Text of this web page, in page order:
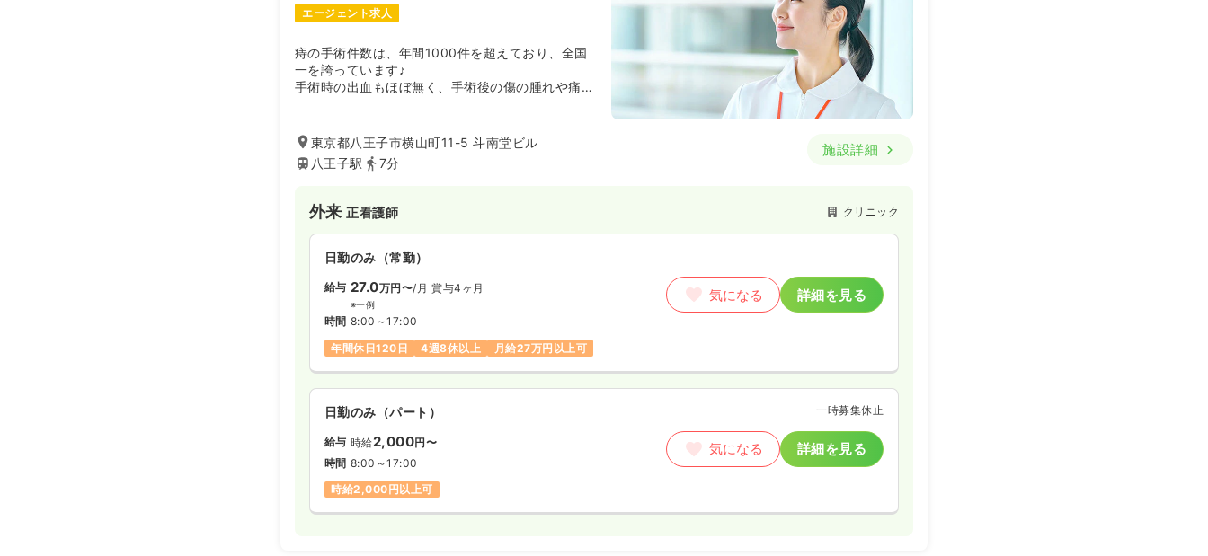
2交代（常勤） 一時募集休止
給与 お問い合わせください
気になる 詳細を見る
エージェント求人
痔の手術件数は、年間1000件を超えており、全国
一を誇っています♪
手術時の出血もほぼ無く、手術後の傷の腫れや痛み
東京都八王子市横山町11-5 斗南堂ビル
八王子駅
7分
施設詳細
外来正看護師 クリニック
日勤のみ（常勤）
給与 27.0万円〜/月 賞与4ヶ月
※一例
時間 8:00～17:00
年間休日120日
4週8休以上 月給27万円以上可
気になる 詳細を見る
日勤のみ（パート） 一時募集休止
給与 時給2,000円〜
時間 8:00～17:00
時給2,000円以上可
気になる 詳細を見る